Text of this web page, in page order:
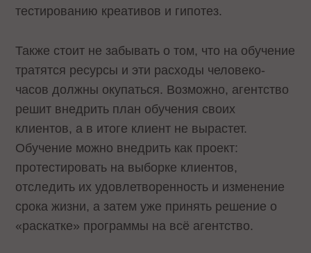
тестированию креативов и гипотез.
Также стоит не забывать о том, что на обучение
тратятся ресурсы и эти расходы человеко-
часов должны окупаться. Возможно, агентство
решит внедрить план обучения своих
клиентов, а в итоге клиент не вырастет.
Обучение можно внедрить как проект:
протестировать на выборке клиентов,
отследить их удовлетворенность и изменение
срока жизни, а затем уже принять решение о
«раскатке» программы на всё агентство.